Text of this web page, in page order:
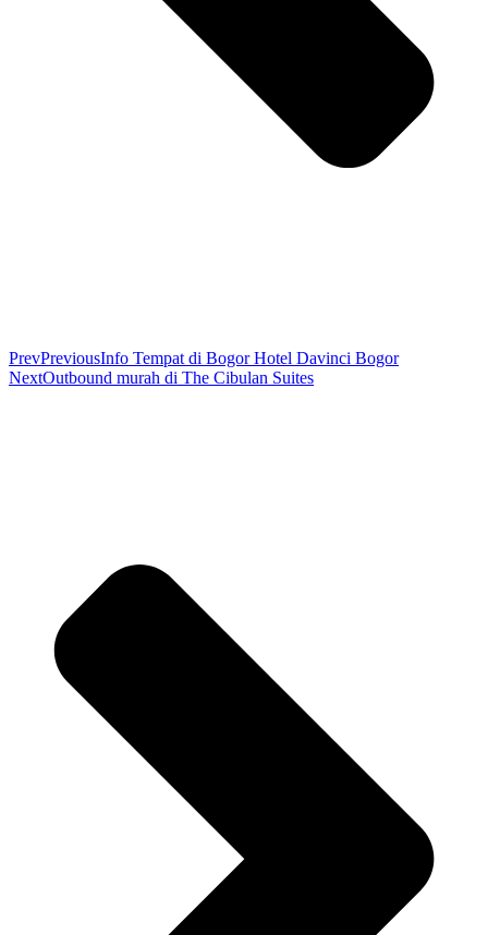
PrevPreviousInfo Tempat di Bogor Hotel Davinci Bogor
NextOutbound murah di The Cibulan Suites